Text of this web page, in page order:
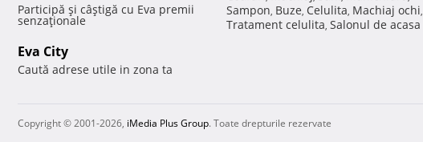
Participă şi câştigă cu Eva premii
senzaţionale
Eva City
Caută adrese utile in zona ta
Sampon, Buze, Celulita, Machiaj ochi,
Tratament celulita, Salonul de acasa
Copyright © 2001-2026, iMedia Plus Group. Toate drepturile rezervate